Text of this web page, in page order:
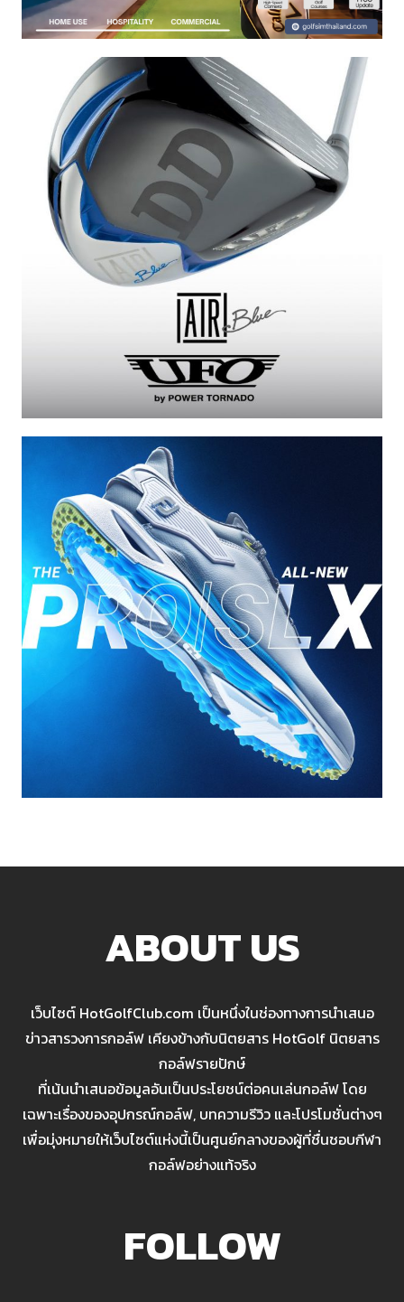
ABOUT US
เว็บไซต์ HotGolfClub.com เป็นหนึ่งในช่องทางการนำเสนอ
ข่าวสารวงการกอล์ฟ เคียงข้างกับนิตยสาร HotGolf นิตยสาร
กอล์ฟรายปักษ์
ที่เน้นนำเสนอข้อมูลอันเป็นประโยชน์ต่อคนเล่นกอล์ฟ โดย
เฉพาะเรื่องของอุปกรณ์กอล์ฟ, บทความรีวิว และโปรโมชั่นต่างๆ
เพื่อมุ่งหมายให้เว็บไซต์แห่งนี้เป็นศูนย์กลางของผู้ที่ชื่นชอบกีฬา
กอล์ฟอย่างแท้จริง
FOLLOW